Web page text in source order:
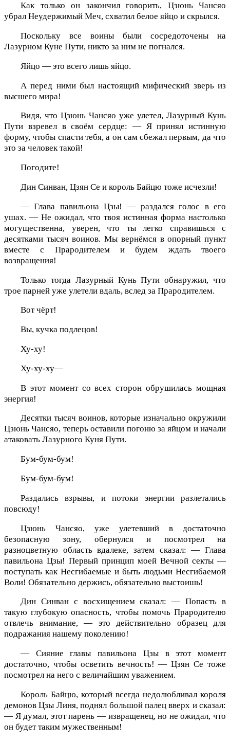
Как только он закончил говорить, Цзюнь Чансяо
убрал Неудержимый Меч, схватил белое яйцо и скрылся.
Поскольку все воины были сосредоточены на
Лазурном Куне Пути, никто за ним не погнался.
Яйцо — это всего лишь яйцо.
А перед ними был настоящий мифический зверь из
высшего мира!
Видя, что Цзюнь Чансяо уже улетел, Лазурный Кунь
Пути взревел в своём сердце: — Я принял истинную
форму, чтобы спасти тебя, а он сам сбежал первым, да что
это за человек такой!
Погодите!
Дин Синван, Цзян Се и король Байцю тоже исчезли!
— Глава павильона Цзы! — раздался голос в его
ушах. — Не ожидал, что твоя истинная форма настолько
могущественна, уверен, что ты легко справишься с
десятками тысяч воинов. Мы вернёмся в опорный пункт
вместе с Прародителем и будем ждать твоего
возвращения!
Только тогда Лазурный Кунь Пути обнаружил, что
трое парней уже улетели вдаль, вслед за Прародителем.
Вот чёрт!
Вы, кучка подлецов!
Ху-ху!
Ху-ху-ху—
В этот момент со всех сторон обрушилась мощная
энергия!
Десятки тысяч воинов, которые изначально окружили
Цзюнь Чансяо, теперь оставили погоню за яйцом и начали
атаковать Лазурного Куня Пути.
Бум-бум-бум!
Бум-бум-бум!
Раздались взрывы, и потоки энергии разлетались
повсюду!
Цзюнь Чансяо, уже улетевший в достаточно
безопасную зону, обернулся и посмотрел на
разноцветную область вдалеке, затем сказал: — Глава
павильона Цзы! Первый принцип моей Вечной секты —
поступать как Несгибаемые и быть людьми Несгибаемой
Воли! Обязательно держись, обязательно выстоишь!
Дин Синван с восхищением сказал: — Попасть в
такую глубокую опасность, чтобы помочь Прародителю
отвлечь внимание, — это действительно образец для
подражания нашему поколению!
— Сияние главы павильона Цзы в этот момент
достаточно, чтобы осветить вечность! — Цзян Се тоже
посмотрел на него с величайшим уважением.
Король Байцю, который всегда недолюбливал короля
демонов Цзы Линя, поднял большой палец вверх и сказал:
— Я думал, этот парень — извращенец, но не ожидал, что
он будет таким мужественным!